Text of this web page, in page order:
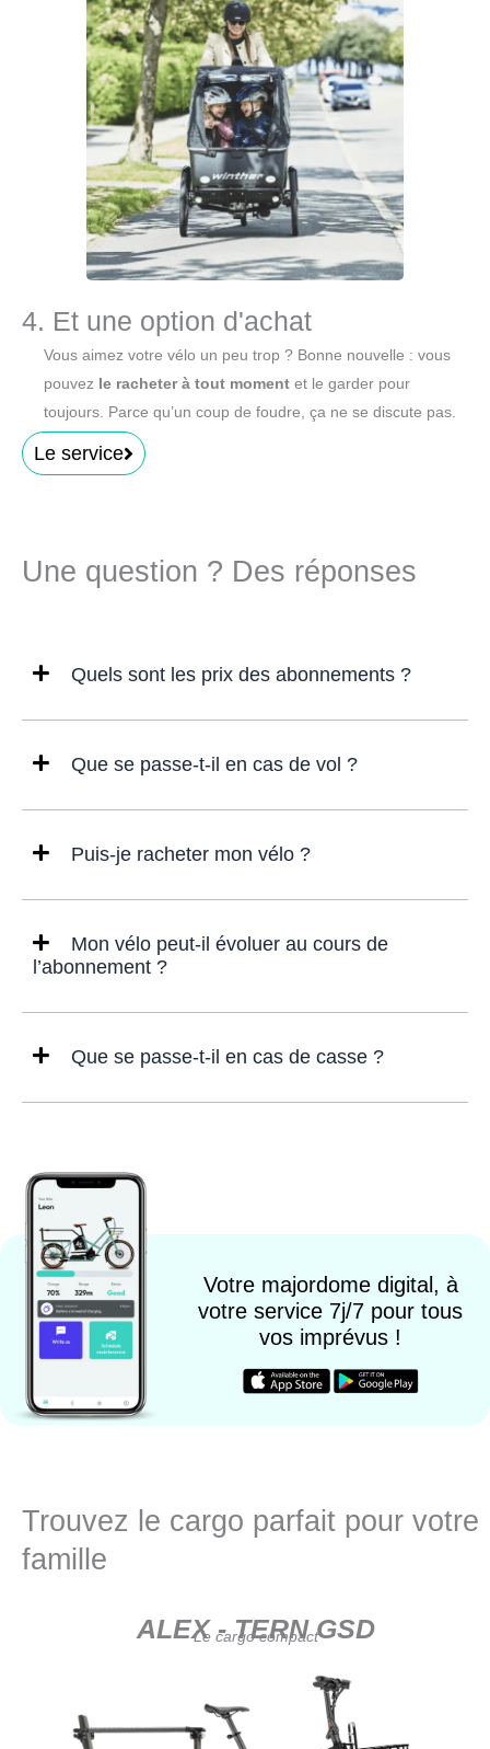
4. Et une option d'achat
Vous aimez votre vélo un peu trop ? Bonne nouvelle : vous
pouvez le racheter à tout moment et le garder pour
toujours. Parce qu’un coup de foudre, ça ne se discute pas.
Le service
Une question ? Des réponses
Quels sont les prix des abonnements ?
Que se passe-t-il en cas de vol ?
Puis-je racheter mon vélo ?
Mon vélo peut-il évoluer au cours de
l’abonnement ?
Que se passe-t-il en cas de casse ?
Votre majordome digital, à
votre service 7j/7 pour tous
vos imprévus !
Trouvez le cargo parfait pour votre
famille
ALEX - TERN GSD
Le cargo compact